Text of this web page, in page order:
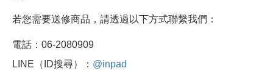
若您需要送修商品，請透過以下方式聯繫我們：
電話：06-2080909
LINE（ID搜尋）： @inpad